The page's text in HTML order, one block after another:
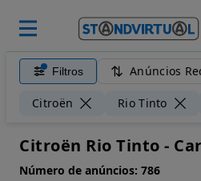
Filtros Anúncios
Citroën Rio Tinto
Citroën Rio Tinto -
Número de anúncios: 786